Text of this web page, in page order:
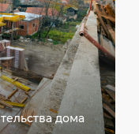
дома